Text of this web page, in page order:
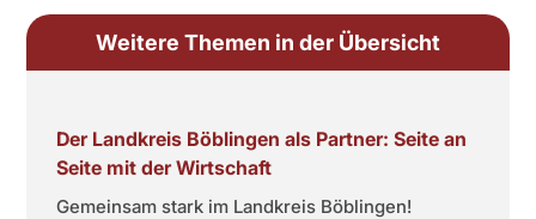
Weitere Themen in der Übersicht
Der Landkreis Böblingen als Partner: Seite an
Seite mit der Wirtschaft
Gemeinsam stark im Landkreis Böblingen!